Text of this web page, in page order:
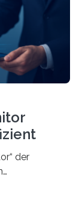
der
in ihrer